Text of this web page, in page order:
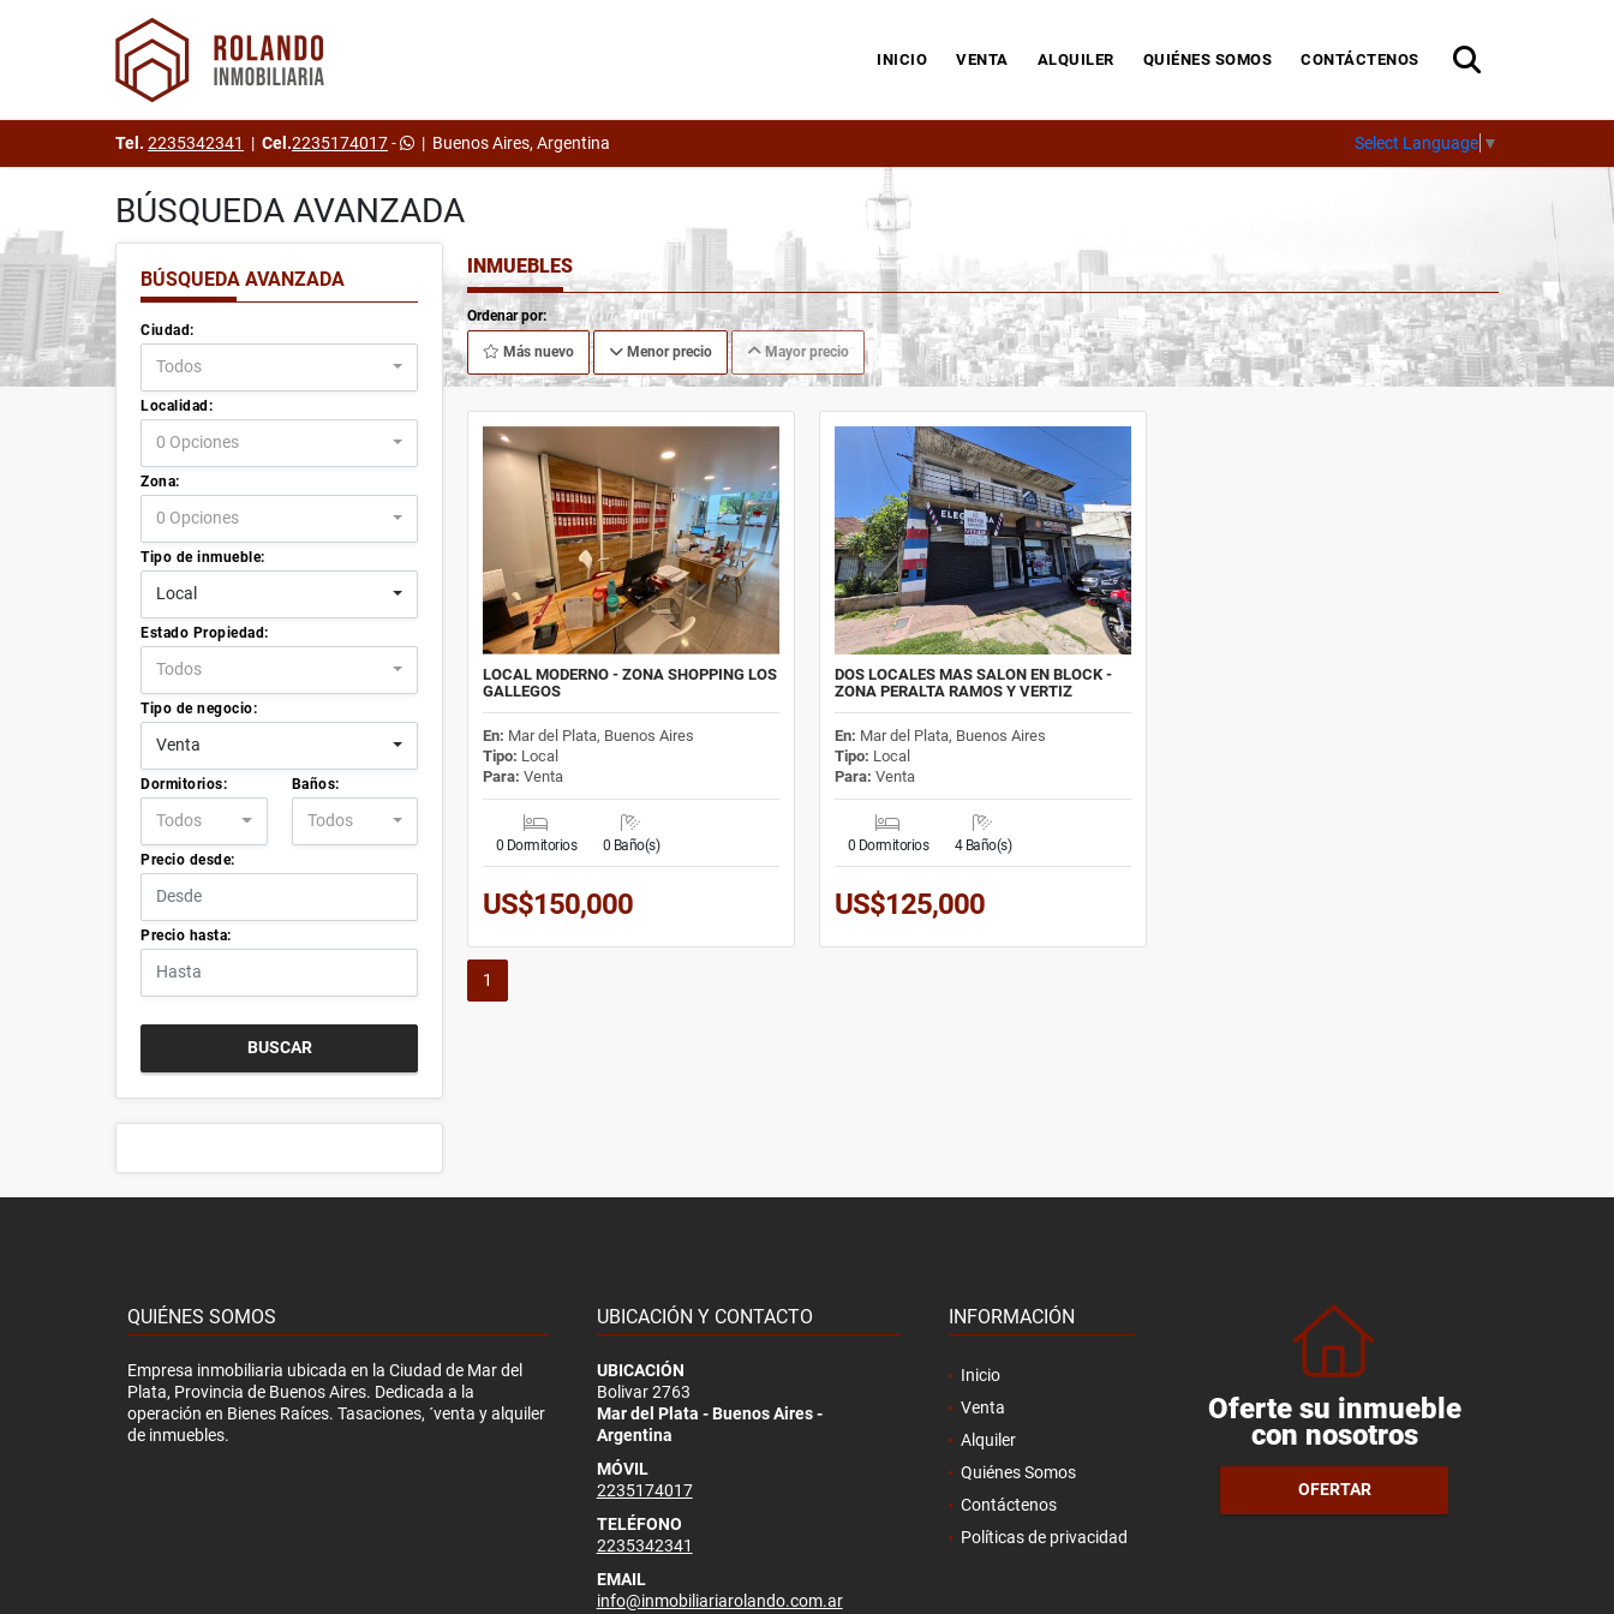
INICIO VENTA ALQUILER QUIÉNES SOMOS CONTÁCTENOS
Tel. 2235342341 | Cel.2235174017- | Buenos Aires, Argentina Select Language ▼
BÚSQUEDA AVANZADA
BÚSQUEDA AVANZADA
Ciudad:
Todos
Localidad:
0 Opciones
Zona:
0 Opciones
Tipo de inmueble:
Local
Estado Propiedad:
Todos
Tipo de negocio:
Venta
Dormitorios:
Todos
Baños:
Todos
Precio desde:
Precio hasta:
BUSCAR
INMUEBLES
Ordenar por:
Más nuevo Menor precio Mayor precio
LOCAL MODERNO - ZONA SHOPPING LOS
GALLEGOS
En: Mar del Plata, Buenos Aires
Tipo: Local
Para: Venta
0 Dormitorios 0 Baño(s)
US$150,000
DOS LOCALES MAS SALON EN BLOCK -
ZONA PERALTA RAMOS Y VERTIZ
En: Mar del Plata, Buenos Aires
Tipo: Local
Para: Venta
0 Dormitorios 4 Baño(s)
US$125,000
1
QUIÉNES SOMOS
Empresa inmobiliaria ubicada en la Ciudad de Mar del
Plata, Provincia de Buenos Aires. Dedicada a la
operación en Bienes Raíces. Tasaciones, ´venta y alquiler
de inmuebles.
UBICACIÓN Y CONTACTO
UBICACIÓN
Bolivar 2763
Mar del Plata - Buenos Aires -
Argentina
MÓVIL
2235174017
TELÉFONO
2235342341
EMAIL
info@inmobiliariarolando.com.ar
INFORMACIÓN
Inicio
Venta
Alquiler
Quiénes Somos
Contáctenos
Políticas de privacidad
Oferte su inmueble
con nosotros
OFERTAR